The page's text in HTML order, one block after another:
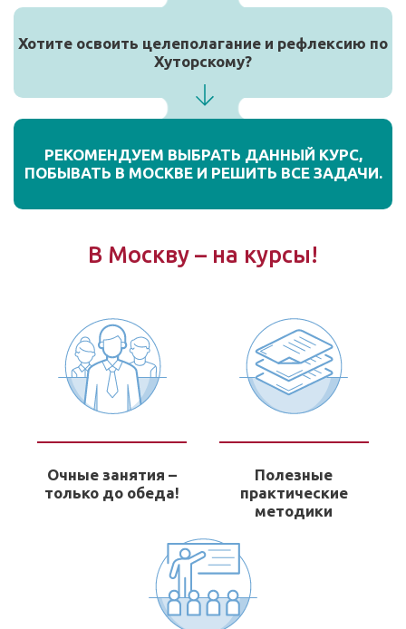
Хотите освоить целеполагание и рефлексию по
Хуторскому?
РЕКОМЕНДУЕМ ВЫБРАТЬ ДАННЫЙ КУРС,
ПОБЫВАТЬ В МОСКВЕ И РЕШИТЬ ВСЕ ЗАДАЧИ.
В Москву – на курсы!
Очные занятия –
только до обеда!
Полезные
практические
методики